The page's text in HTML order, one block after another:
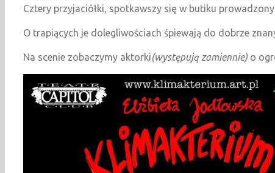
Cztery przyjaciółki, spotkawszy się w butiku
O trapiących je dolegliwościach śpiewają do dobrze
Na scenie zobaczymy aktorki(występują zamiennie) o